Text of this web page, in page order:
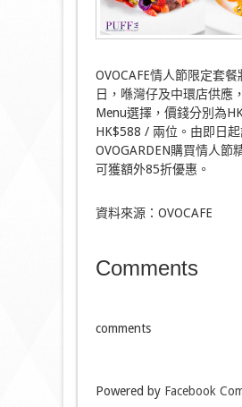
OVOCAFE情人節限定套
日，喺灣仔及中環店供應
Menu選擇，價錢分別為
HK$588 / 兩位。由即日
OVOGARDEN購買情人節
可獲額外85折優惠。
資料來源：OVOCAFE
Comments
comments
Powered by Facebook